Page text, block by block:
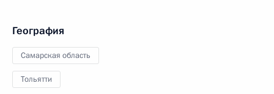
География
Самарская область
Тольятти